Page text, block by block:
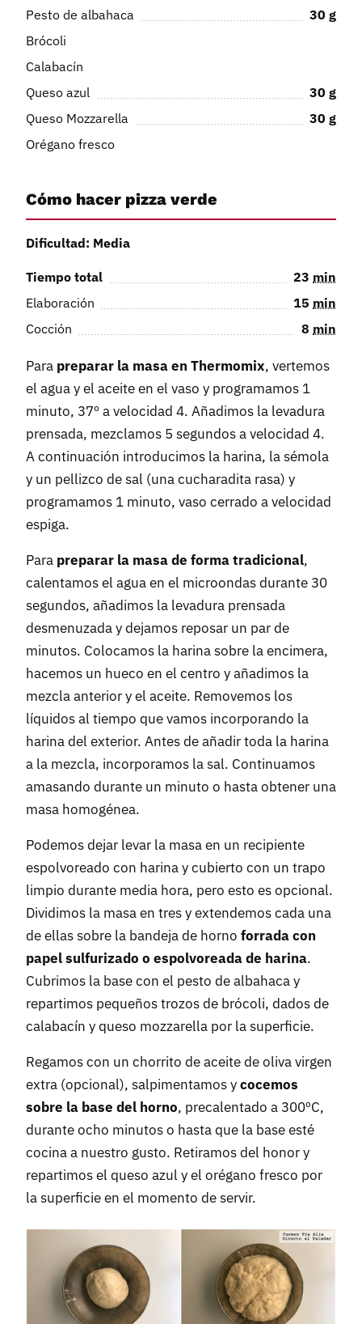
Pesto de albahaca
30 g
Brócoli
Calabacín
Queso azul
30 g
Queso Mozzarella
30 g
Orégano fresco
Cómo hacer pizza verde
Dificultad: Media
Tiempo total 23 min
Elaboración
15 min
Cocción
8 min
Para preparar la masa en Thermomix, vertemos
el agua y el aceite en el vaso y programamos 1
minuto, 37º a velocidad 4. Añadimos la levadura
prensada, mezclamos 5 segundos a velocidad 4.
A continuación introducimos la harina, la sémola
y un pellizco de sal (una cucharadita rasa) y
programamos 1 minuto, vaso cerrado a velocidad
espiga.
Para preparar la masa de forma tradicional,
calentamos el agua en el microondas durante 30
segundos, añadimos la levadura prensada
desmenuzada y dejamos reposar un par de
minutos. Colocamos la harina sobre la encimera,
hacemos un hueco en el centro y añadimos la
mezcla anterior y el aceite. Removemos los
líquidos al tiempo que vamos incorporando la
harina del exterior. Antes de añadir toda la harina
a la mezcla, incorporamos la sal. Continuamos
amasando durante un minuto o hasta obtener una
masa homogénea.
Podemos dejar levar la masa en un recipiente
espolvoreado con harina y cubierto con un trapo
limpio durante media hora, pero esto es opcional.
Dividimos la masa en tres y extendemos cada una
de ellas sobre la bandeja de horno forrada con
papel sulfurizado o espolvoreada de harina.
Cubrimos la base con el pesto de albahaca y
repartimos pequeños trozos de brócoli, dados de
calabacín y queso mozzarella por la superficie.
Regamos con un chorrito de aceite de oliva virgen
extra (opcional), salpimentamos ycocemos
sobre la base del horno, precalentado a 300ºC,
durante ocho minutos o hasta que la base esté
cocina a nuestro gusto. Retiramos del honor y
repartimos el queso azul y el orégano fresco por
la superficie en el momento de servir.